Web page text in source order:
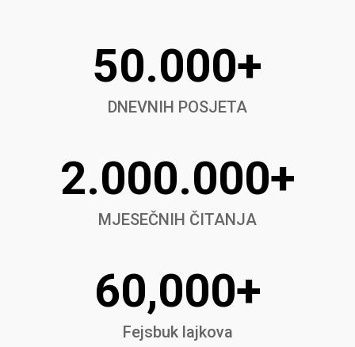
50.000+
DNEVNIH POSJETA
2.000.000+
MJESEČNIH ČITANJA
60,000+
Fejsbuk lajkova